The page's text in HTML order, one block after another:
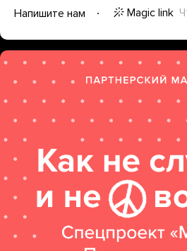
Напишите нам
Magic link